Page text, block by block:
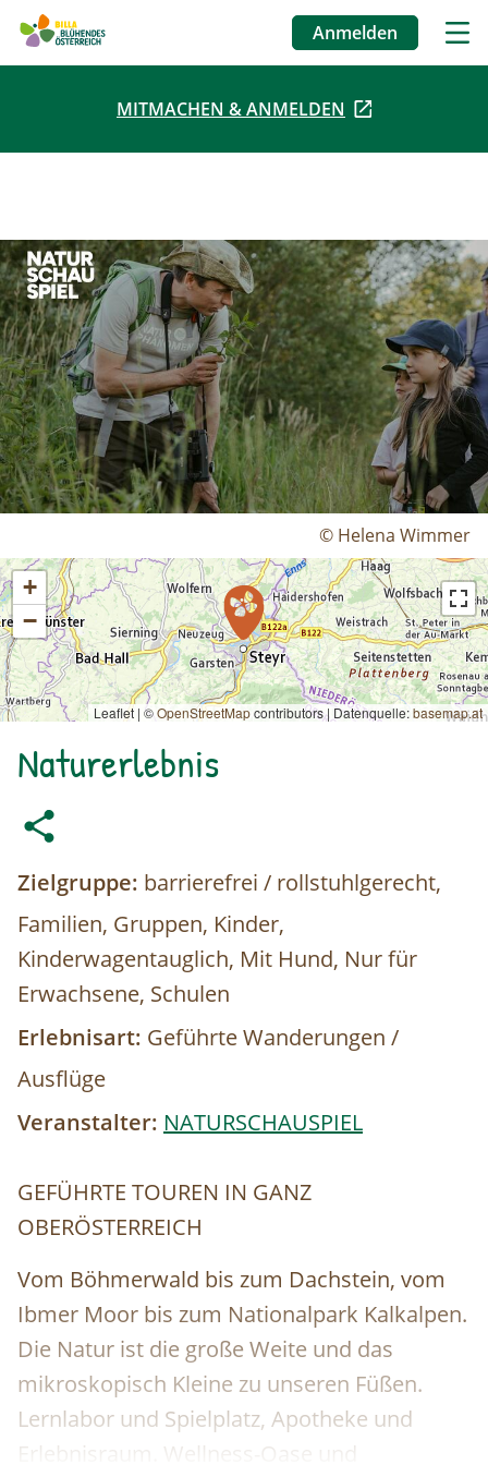
Direkt
Benutzermenü
Anmelden
MITMACHEN & ANMELDEN
© Helena Wimmer
+
−
Leaflet | ©OpenStreetMapcontributors| Datenquelle:basemap.at
Naturerlebnis
Zielgruppe: barrierefrei / rollstuhlgerecht,
Familien, Gruppen, Kinder,
Kinderwagentauglich, Mit Hund, Nur für
Erwachsene, Schulen
Erlebnisart: Geführte Wanderungen /
Ausflüge
Veranstalter: NATURSCHAUSPIEL
GEFÜHRTE TOUREN IN GANZ
OBERÖSTERREICH
Vom Böhmerwald bis zum Dachstein, vom
Ibmer Moor bis zum Nationalpark Kalkalpen.
Die Natur ist die große Weite und das
mikroskopisch Kleine zu unseren Füßen.
Lernlabor und Spielplatz, Apotheke und
Erlebnisraum. Wellness-Oase und